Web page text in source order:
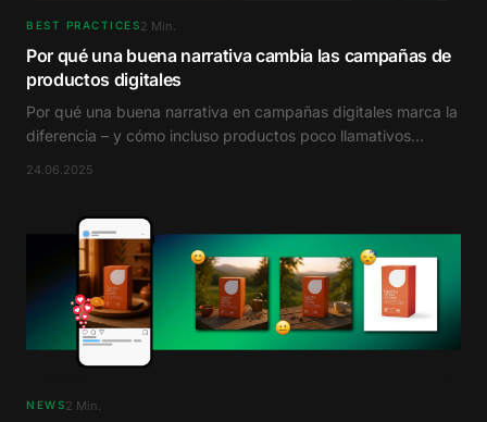
BEST PRACTICES2 Min.
Por qué una buena narrativa cambia las campañas de
productos digitales
Por qué una buena narrativa en campañas digitales marca la
diferencia – y cómo incluso productos poco llamativos
24.06.2025
NEWS2 Min.